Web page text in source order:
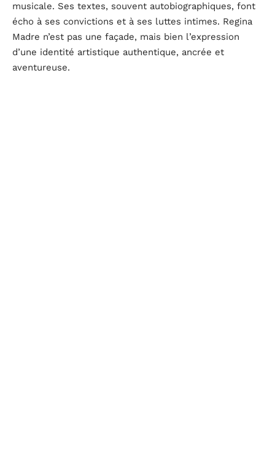
musicale. Ses textes, souvent autobiographiques, font
écho à ses convictions et à ses luttes intimes. Regina
Madre n’est pas une façade, mais bien l’expression
d’une identité artistique authentique, ancrée et
aventureuse.